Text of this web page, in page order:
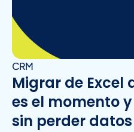
CRM
Migrar de Excel
es el momento
sin perder datos